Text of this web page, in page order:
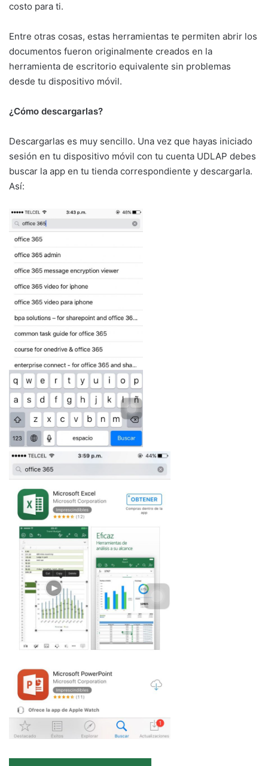
costo para ti.
Entre otras cosas, estas herramientas te permiten abrir los
documentos fueron originalmente creados en la
herramienta de escritorio equivalente sin problemas
desde tu dispositivo móvil.
¿Cómo descargarlas?
Descargarlas es muy sencillo. Una vez que hayas iniciado
sesión en tu dispositivo móvil con tu cuenta UDLAP debes
buscar la app en tu tienda correspondiente y descargarla.
Así: